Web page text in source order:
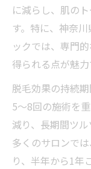
に減らし、肌の
す。特に、神奈
ックでは、専門
得られる点が魅力
脱毛効果の持続
5〜8回の施術を
減り、長期間ツ
多くのサロンで
り、半年から1年